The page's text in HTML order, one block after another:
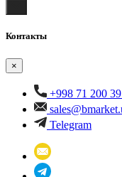
Контакты
×
+998 71 200
Telegram